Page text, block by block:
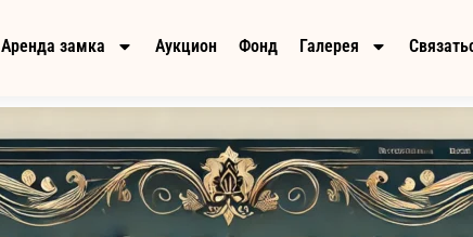
Аренда замка Аукцион Фонд Галерея